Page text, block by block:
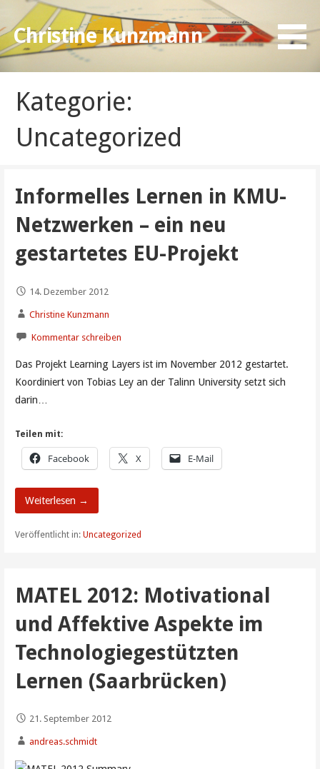
Inhalt
springen
Christine Kunzmann
Kategorie:
Uncategorized
Informelles Lernen in KMU-
Netzwerken – ein neu
gestartetes EU-Projekt
14. Dezember 2012
Christine Kunzmann
Kommentar schreiben
Das Projekt Learning Layers ist im November 2012 gestartet.
Koordiniert von Tobias Ley an der Talinn University setzt sich
darin…
Teilen mit:
Facebook X E-Mail
Weiterlesen →
Veröffentlicht in: Uncategorized
MATEL 2012: Motivational
und Affektive Aspekte im
Technologiegestützten
Lernen (Saarbrücken)
21. September 2012
andreas.schmidt